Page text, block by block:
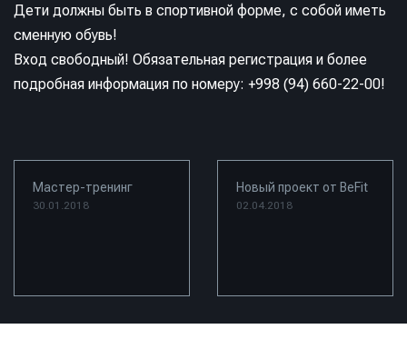
Дети должны быть в спортивной форме, с собой иметь
сменную обувь!
Вход свободный! Обязательная регистрация и более
подробная информация по номеру: +998 (94) 660-22-00!
Мастер-тренинг
30.01.2018
Новый проект от BeFit
02.04.2018